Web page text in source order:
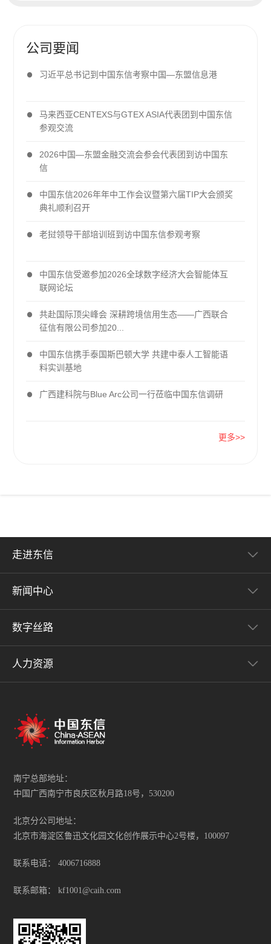
公司要闻
习近平总书记到中国东信考察中国—东盟信息港
马来西亚CENTEXS与GTEX ASIA代表团到中国东信
参观交流
2026中国—东盟金融交流会参会代表团到访中国东
信
中国东信2026年年中工作会议暨第六届TIP大会颁奖
典礼顺利召开
老挝领导干部培训班到访中国东信参观考察
中国东信受邀参加2026全球数字经济大会智能体互
联网论坛
共赴国际顶尖峰会 深耕跨境信用生态——广西联合
征信有限公司参加20...
中国东信携手泰国斯巴顿大学 共建中泰人工智能语
料实训基地
广西建科院与Blue Arc公司一行莅临中国东信调研
更多>>
走进东信
新闻中心
数字丝路
人力资源
南宁总部地址：
中国广西南宁市良庆区秋月路18号，530200
北京分公司地址：
北京市海淀区鲁迅文化园文化创作展示中心2号楼，100097
联系电话： 4006716888
联系邮箱： kf1001@caih.com